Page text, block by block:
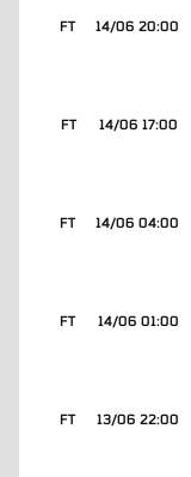
14/06 20:00
FT
14/06 17:00
FT
14/06 04:00
FT
14/06 01:00
FT
13/06 22:00
FT